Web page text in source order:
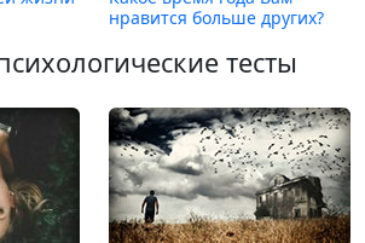
нравится больше других?
тесты